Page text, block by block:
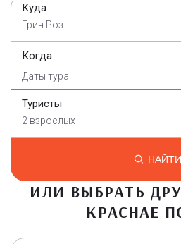
Куда
Грин Роз
Когда
Туристы
2 взрослых
НАЙТИ
ИЛИ ВЫБРАТЬ
КРАСНАЕ